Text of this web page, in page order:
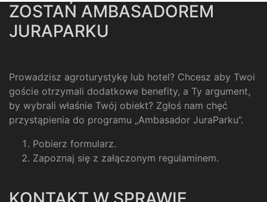
ZOSTAŃ AMBASADOREM
JURAPARKU
Prowadzisz agroturystykę lub hotel? Chcesz aby Twoi
goście otrzymali dodatkowe benefity, a Ty argument,
by wybrali właśnie Twój obiekt? Zgłoś nam chęć
przystąpienia do programu „Ambasador JuraParku”.
Pobierz formularz.
Zapoznaj się z załączonym regulaminem.